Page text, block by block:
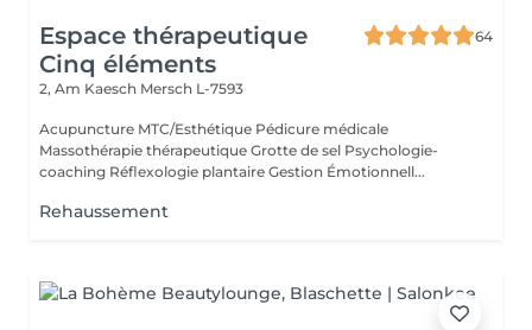
Espace thérapeutique
Cinq éléments
64
2, Am Kaesch Mersch L-7593
Acupuncture MTC/Esthétique Pédicure médicale
Massothérapie thérapeutique Grotte de sel Psychologie-
coaching Réflexologie plantaire Gestion Émotionnell...
Rehaussement